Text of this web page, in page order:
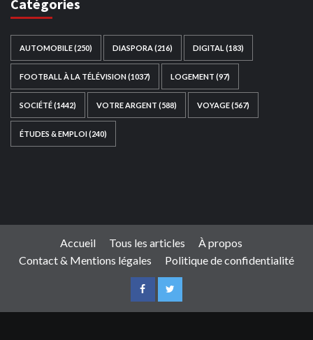
Catégories
AUTOMOBILE(250) DIASPORA (216) DIGITAL (183)
FOOTBALL À LA TÉLÉVISION(1037) LOGEMENT (97)
SOCIÉTÉ(1442) VOTRE ARGENT (588) VOYAGE(567)
ÉTUDES & EMPLOI(240)
Accueil Tous les articles
À propos
Contact & Mentions légales
Politique de confidentialité